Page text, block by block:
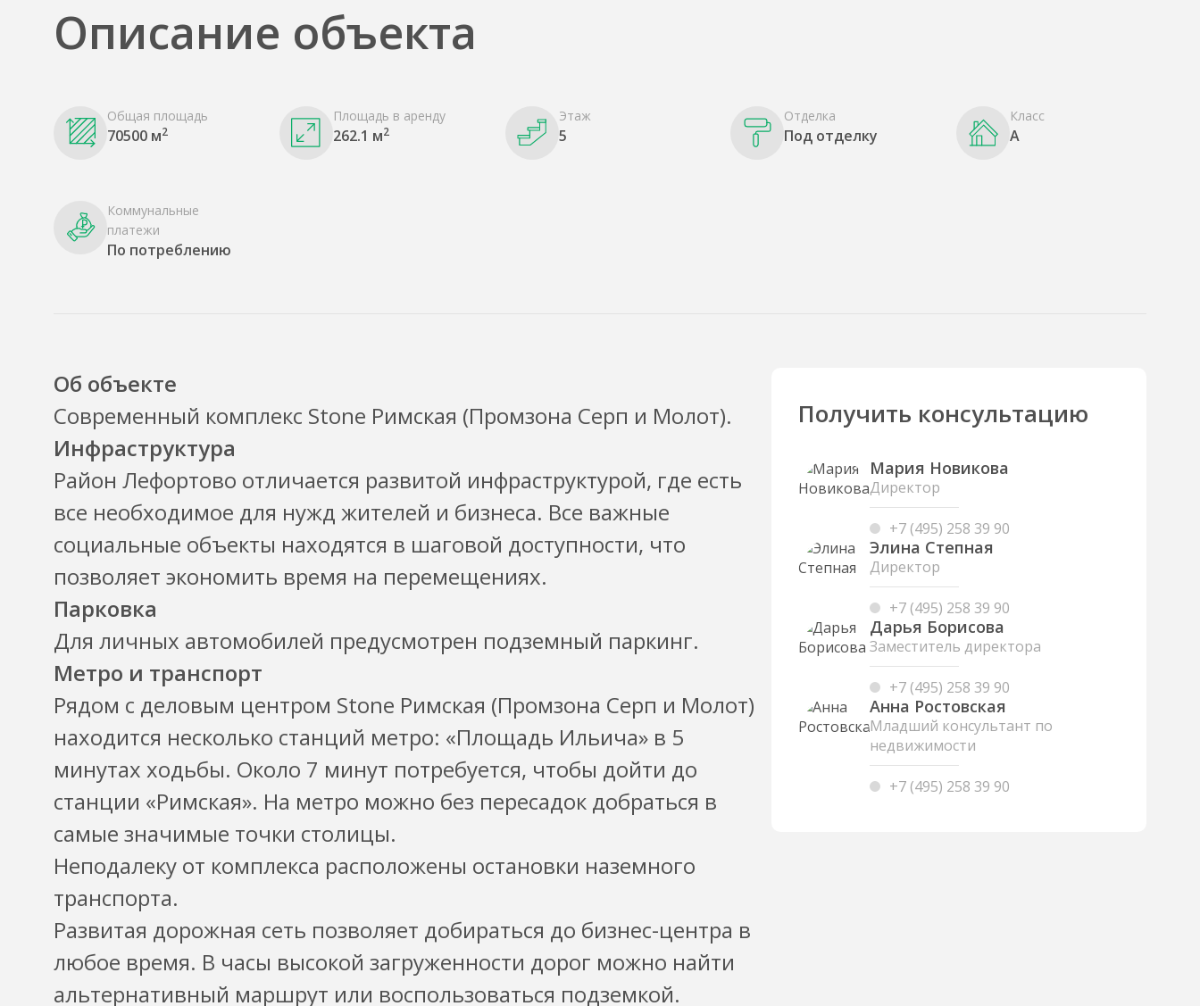
Описание объекта
Общая площадь
70500 м2
Площадь в аренду
262.1 м2
Этаж
5
Отделка
Под отделку
Класс
A
Коммунальные
платежи
По потреблению
Об объекте
Современный комплекс Stone Римская (Промзона Серп и Молот).
Инфраструктура
Район Лефортово отличается развитой инфраструктурой, где есть
все необходимое для нужд жителей и бизнеса. Все важные
социальные объекты находятся в шаговой доступности, что
позволяет экономить время на перемещениях.
Парковка
Для личных автомобилей предусмотрен подземный паркинг.
Метро и транспорт
Рядом с деловым центром Stone Римская (Промзона Серп и Молот)
находится несколько станций метро: «Площадь Ильича» в 5
минутах ходьбы. Около 7 минут потребуется, чтобы дойти до
станции «Римская». На метро можно без пересадок добраться в
самые значимые точки столицы.
Неподалеку от комплекса расположены остановки наземного
транспорта.
Развитая дорожная сеть позволяет добираться до бизнес-центра в
любое время. В часы высокой загруженности дорог можно найти
альтернативный маршрут или воспользоваться подземкой.
Получить консультацию
Мария Новикова
Директор
+7 (495) 258 39 90
Элина Степная
Директор
+7 (495) 258 39 90
Дарья Борисова
Заместитель директора
+7 (495) 258 39 90
Анна Ростовская
Младший консультант по
недвижимости
+7 (495) 258 39 90